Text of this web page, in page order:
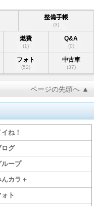
整備手帳
(3)
燃費
(1)
Q&A
(0)
フォト
(52)
中古車
(37)
ページの先頭へ ▲
イね！
ログ
ループ
んカラ＋
ォト